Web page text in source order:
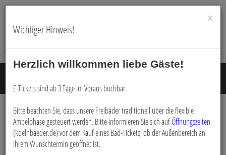
Buchen
×
Wichtiger Hinweis!
Herzlich willkommen liebe Gäste!
E-Tickets sind ab 3 Tage im Voraus buchbar.
Bitte beachten Sie, dass unsere Freibäder traditionell über die flexible
Ampelphase gesteuert werden. Bitte informieren Sie sich aufÖffnungszeiten
(koelnbaeder.de) vor dem Kauf eines Bad-Tickets, ob der Außenbereich an
Ihrem Wunschtermin geöffnet ist.